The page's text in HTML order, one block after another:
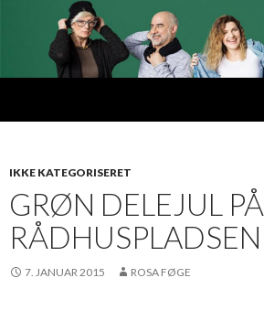
IKKE KATEGORISERET
GRØN DELEJUL PÅ
RÅDHUSPLADSEN
7. JANUAR 2015 ROSA FØGE